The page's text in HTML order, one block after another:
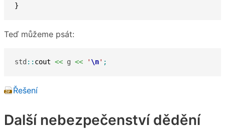
}
Teď můžeme psát:
std :: cout << g << ' \n' ;
Řešení
Další nebezpečenství dědění